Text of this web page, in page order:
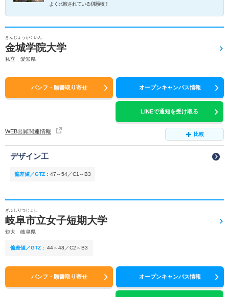
よく比較されている併願校！
きんじょうがくいん
金城学院大学
私立 愛知県
パンフ・願書取り寄せ オープンキャンパス情報
LINEで通知を受け取る
WEB出願関連情報 比較
デザイン工
偏差値／GTZ ： 47～54／C1～B3
ぎふしりつじょし
岐阜市立女子短期大学
短大 岐阜県
偏差値／GTZ ： 44～48／C2～B3
パンフ・願書取り寄せ オープンキャンパス情報